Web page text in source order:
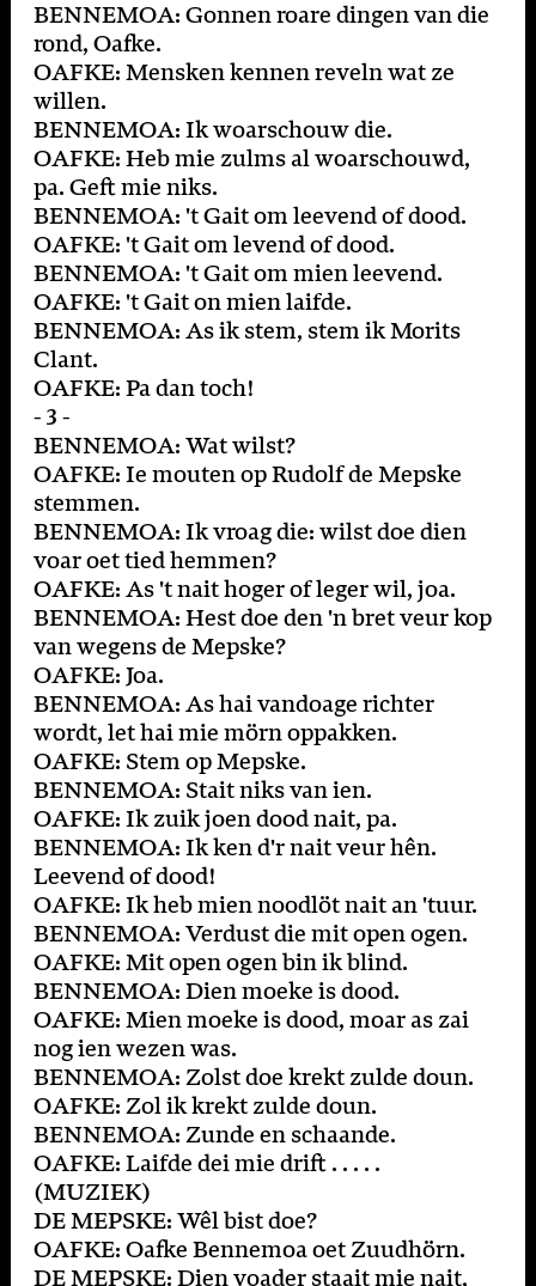
BENNEMOA: Gonnen roare dingen van die
rond, Oafke.
OAFKE: Mensken kennen reveln wat ze
willen.
BENNEMOA: Ik woarschouw die.
OAFKE: Heb mie zulms al woarschouwd,
pa. Geft mie niks.
BENNEMOA: 't Gait om leevend of dood.
OAFKE: 't Gait om levend of dood.
BENNEMOA: 't Gait om mien leevend.
OAFKE: 't Gait on mien laifde.
BENNEMOA: As ik stem, stem ik Morits
Clant.
OAFKE: Pa dan toch!
- 3 -
BENNEMOA: Wat wilst?
OAFKE: Ie mouten op Rudolf de Mepske
stemmen.
BENNEMOA: Ik vroag die: wilst doe dien
voar oet tied hemmen?
OAFKE: As 't nait hoger of leger wil, joa.
BENNEMOA: Hest doe den 'n bret veur kop
van wegens de Mepske?
OAFKE: Joa.
BENNEMOA: As hai vandoage richter
wordt, let hai mie mörn oppakken.
OAFKE: Stem op Mepske.
BENNEMOA: Stait niks van ien.
OAFKE: Ik zuik joen dood nait, pa.
BENNEMOA: Ik ken d'r nait veur hên.
Leevend of dood!
OAFKE: Ik heb mien noodlöt nait an 'tuur.
BENNEMOA: Verdust die mit open ogen.
OAFKE: Mit open ogen bin ik blind.
BENNEMOA: Dien moeke is dood.
OAFKE: Mien moeke is dood, moar as zai
nog ien wezen was.
BENNEMOA: Zolst doe krekt zulde doun.
OAFKE: Zol ik krekt zulde doun.
BENNEMOA: Zunde en schaande.
OAFKE: Laifde dei mie drift . . . . .
(MUZIEK)
DE MEPSKE: Wêl bist doe?
OAFKE: Oafke Bennemoa oet Zuudhörn.
DE MEPSKE: Dien voader staait mie nait,